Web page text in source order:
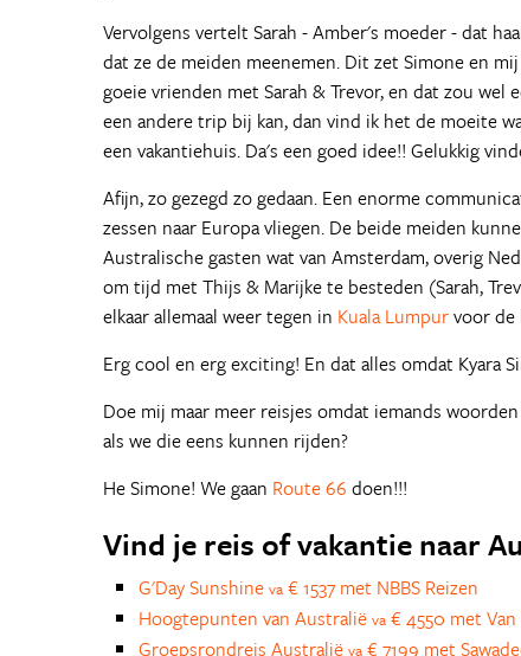
Vervolgens vertelt Sarah - Amber's moeder - dat
dat ze de meiden meenemen. Dit zet Simone en
goeie vrienden met Sarah & Trevor, en dat zou
een andere trip bij kan, dan vind ik het de moeite
een vakantiehuis. Da's een goed idee!! Gelukkig
Afijn, zo gezegd zo gedaan. Een enorme
zessen naar Europa vliegen. De beide meiden
Australische gasten wat van Amsterdam, overig
om tijd met Thijs & Marijke te besteden (Sarah,
elkaar allemaal weer tegen in Kuala Lumpurvoor de
Erg cool en erg exciting! En dat alles omdat
Doe mij maar meer reisjes omdat iemands
als we die eens kunnen rijden?
He Simone! We gaan Route 66 doen!!!
Vind je reis of vakantie naar
G'Day Sunshine va € 1537 met NBBS Reizen
Hoogtepunten van Australië va € 4550 met
Groepsrondreis Australië va € 7199 met